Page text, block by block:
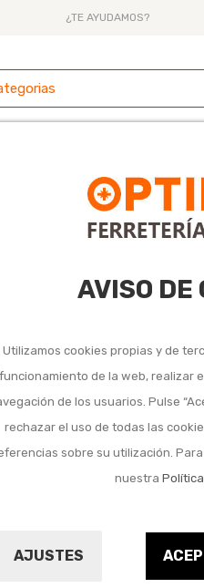
AVISO DE
Utilizamos cookies propias y de
funcionamiento de la web, realizar
de los usuarios. Pulse
rechazar el uso de todas las
sobre su utilización.
nuestra
AJUSTES
¿TE AYUDAMOS?
20,95 €
Impuestos
Marca:
Referencia: